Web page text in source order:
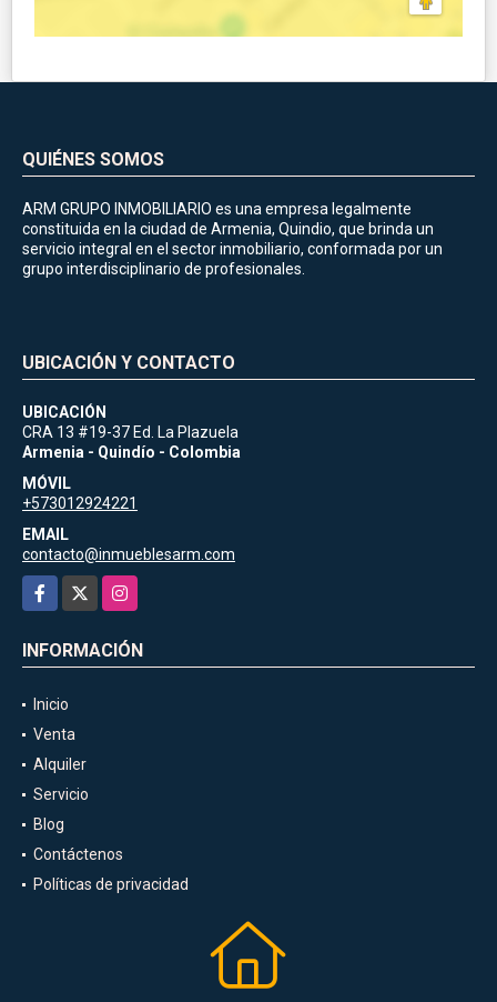
QUIÉNES SOMOS
ARM GRUPO INMOBILIARIO es una empresa legalmente
constituida en la ciudad de Armenia, Quindio, que brinda un
servicio integral en el sector inmobiliario, conformada por un
grupo interdisciplinario de profesionales.
UBICACIÓN Y CONTACTO
UBICACIÓN
CRA 13 #19-37 Ed. La Plazuela
Armenia - Quindío - Colombia
MÓVIL
+573012924221
EMAIL
contacto@inmueblesarm.com
Facebook
Instagram
INFORMACIÓN
Inicio
Venta
Alquiler
Servicio
Blog
Contáctenos
Políticas de privacidad